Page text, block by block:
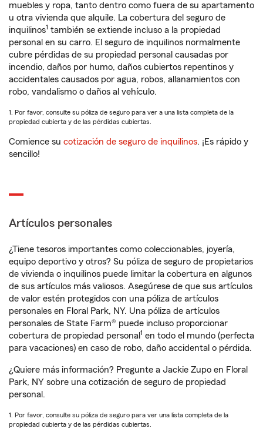
muebles y ropa, tanto dentro como fuera de su apartamento
u otra vivienda que alquile. La cobertura del seguro de
inquilinos1 también se extiende incluso a la propiedad
personal en su carro. El seguro de inquilinos normalmente
cubre pérdidas de su propiedad personal causadas por
incendio, daños por humo, daños cubiertos repentinos y
accidentales causados por agua, robos, allanamientos con
robo, vandalismo o daños al vehículo.
1. Por favor, consulte su póliza de seguro para ver a una lista completa de la
propiedad cubierta y de las pérdidas cubiertas.
Comience su cotización de seguro de inquilinos. ¡Es rápido y
sencillo!
Artículos personales
¿Tiene tesoros importantes como coleccionables, joyería,
equipo deportivo y otros? Su póliza de seguro de propietarios
de vivienda o inquilinos puede limitar la cobertura en algunos
de sus artículos más valiosos. Asegúrese de que sus artículos
de valor estén protegidos con una póliza de artículos
personales en Floral Park, NY. Una póliza de artículos
personales de State Farm® puede incluso proporcionar
cobertura de propiedad personal 1 en todo el mundo (perfecta
para vacaciones) en caso de robo, daño accidental o pérdida.
¿Quiere más información? Pregunte a Jackie Zupo en Floral
Park, NY sobre una cotización de seguro de propiedad
personal.
1. Por favor, consulte su póliza de seguro para ver una lista completa de la
propiedad cubierta y de las pérdidas cubiertas.